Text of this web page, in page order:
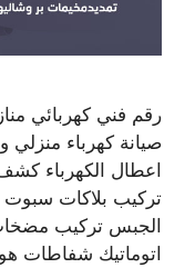
رقم فني كهربائي
اعطال الكهرباء
تركيب بلاكات سبوت
الجبس تركيب
اتوماتيك شفاطات